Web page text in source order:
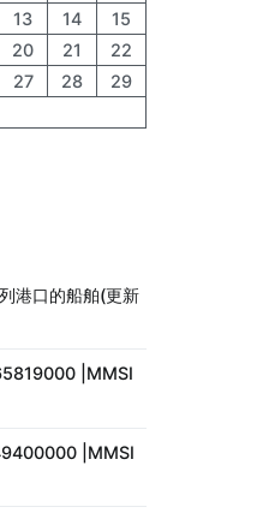
13 14
15
20 21
22
27 28
29
港口的船舶(更新
|MMSI
|MMSI